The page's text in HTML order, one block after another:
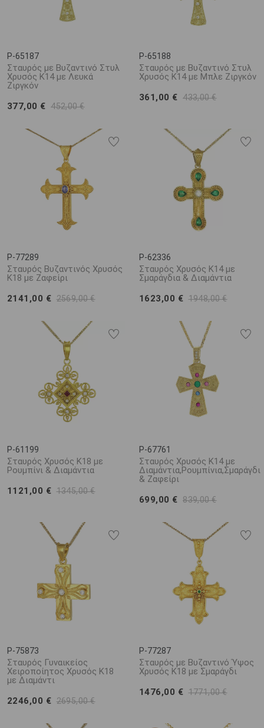
P-65187
Σταυρός με Βυζαντινό Στυλ
Χρυσός Κ14 με Λευκά
Ζιργκόν
377,00 € 452,00 €
P-65188
Σταυρός με Βυζαντινό Στυλ
Χρυσός Κ14 με Μπλε Ζιργκόν
361,00 € 433,00 €
P-77289
Σταυρός Βυζαντινός Χρυσός
Κ18 με Ζαφείρι
2141,00 € 2569,00 €
P-62336
Σταυρός Χρυσός Κ14 με
Σμαράγδια & Διαμάντια
1623,00 € 1948,00 €
P-61199
Σταυρός Χρυσός Κ18 με
Ρουμπίνι & Διαμάντια
1121,00 € 1345,00 €
P-67761
Σταυρός Χρυσός Κ14 με
Διαμάντια,Ρουμπίνια,Σμαράγδι
& Ζαφείρι
699,00 € 839,00 €
P-75873
Σταυρός Γυναικείος
Χειροποίητος Χρυσός Κ18
με Διαμάντι
2246,00 € 2695,00 €
P-77287
Σταυρός με Βυζαντινό Ύψος
Χρυσός Κ18 με Σμαράγδι
1476,00 € 1771,00 €